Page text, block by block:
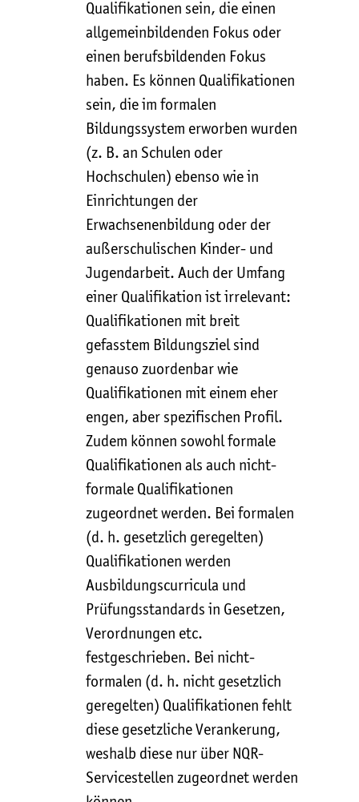
Qualifikationen sein, die einen
allgemeinbildenden Fokus oder
einen berufsbildenden Fokus
haben. Es können Qualifikationen
sein, die im formalen
Bildungssystem erworben wurden
(z. B. an Schulen oder
Hochschulen) ebenso wie in
Einrichtungen der
Erwachsenenbildung oder der
außerschulischen Kinder- und
Jugendarbeit. Auch der Umfang
einer Qualifikation ist irrelevant:
Qualifikationen mit breit
gefasstem Bildungsziel sind
genauso zuordenbar wie
Qualifikationen mit einem eher
engen, aber spezifischen Profil.
Zudem können sowohl formale
Qualifikationen als auch nicht-
formale Qualifikationen
zugeordnet werden. Bei formalen
(d. h. gesetzlich geregelten)
Qualifikationen werden
Ausbildungscurricula und
Prüfungsstandards in Gesetzen,
Verordnungen etc.
festgeschrieben. Bei nicht-
formalen (d. h. nicht gesetzlich
geregelten) Qualifikationen fehlt
diese gesetzliche Verankerung,
weshalb diese nur über NQR-
Servicestellen zugeordnet werden